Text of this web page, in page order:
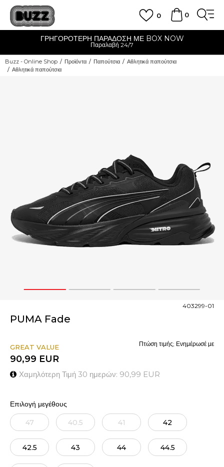
0
0
ΓΡΗΓΟΡΟΤΕΡΗ ΠΑΡΑΔΟΣΗ ΜΕ BOX NOW
Παραλαβή 24/7
Buzz - Online Shop Προϊόντα Παπούτσια
Αθλητικά παπούτσια
Αθλητικά παπούτσια
1 2 3 4
PUMA Fade
403299-01
GREAT VALUE
90,99 EUR
Χαμηλότερη Τιμή 30 ημερών: 90,99 EUR
Πτώση τιμής; Ενημέρωσέ με
Επιλογή μεγέθους
47 40.5 41 42
42.5 43 44 44.5